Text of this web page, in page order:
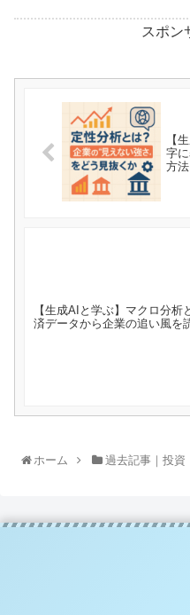
スポン
【
字
方法
【生成AIと学ぶ】マクロ分析
済データから企業の追い風を
ホーム 過去記事｜投資